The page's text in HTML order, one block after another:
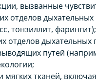
вызванные
отделов
тонзиллит, фарингит);
отделов дыхательных
путей
мягких тканей,